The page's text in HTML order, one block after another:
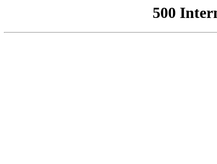
500